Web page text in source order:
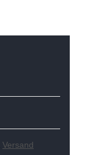
Versand